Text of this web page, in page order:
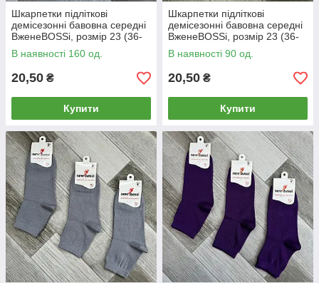
Шкарпетки підліткові
демісезонні бавовна середні
ВженеBOSSі, розмір 23 (36-
38), білі, 012841
В наявності 160 од.
20,50 ₴
Купити
Шкарпетки підліткові
демісезонні бавовна середні
ВженеBOSSі, розмір 23 (36-
38), білі, 012827
В наявності 90 од.
20,50 ₴
Купити